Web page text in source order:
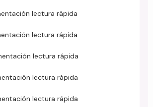
lectura rápida
lectura rápida
lectura rápida
lectura rápida
lectura rápida